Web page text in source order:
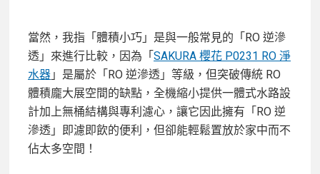
當然，我指「體積小巧」是與一般常見的「RO 逆滲
透」來進行比較，因為「 SAKURA 櫻花 P0231 RO 淨
水器 」是屬於「RO 逆滲透」等級，但突破傳統 RO
體積龐大展空間的缺點，全機縮小提供一體式水路設
計加上無桶結構與專利濾心，讓它因此擁有「RO 逆
滲透」即濾即飲的便利，但卻能輕鬆置放於家中而不
佔太多空間！